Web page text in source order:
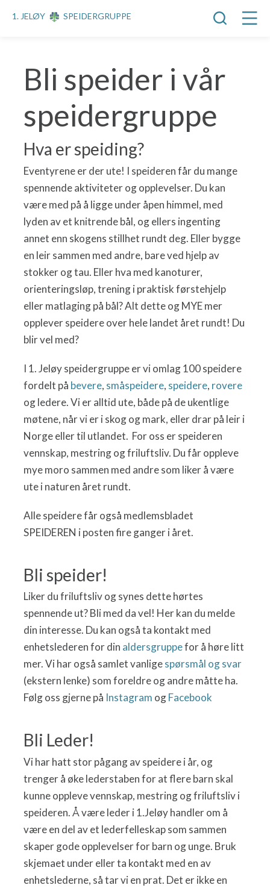
1. JELØY SPEIDERGRUPPE
Bli speider i vår
speidergruppe
Hva er speiding?
Eventyrene er der ute! I speideren får du mange
spennende aktiviteter og opplevelser. Du kan
være med på å ligge under åpen himmel, med
lyden av et knitrende bål, og ellers ingenting
annet enn skogens stillhet rundt deg. Eller bygge
en leir sammen med andre, bare ved hjelp av
stokker og tau. Eller hva med kanoturer,
orienteringsløp, trening i praktisk førstehjelp
eller matlaging på bål? Alt dette og MYE mer
opplever speidere over hele landet året rundt! Du
blir vel med?
I 1. Jeløy speidergruppe er vi omlag 100 speidere
fordelt på bevere, småspeidere, speidere, rovere
og ledere. Vi er alltid ute, både på de ukentlige
møtene, når vi er i skog og mark, eller drar på leir i
Norge eller til utlandet. For oss er speideren
vennskap, mestring og friluftsliv. Du får oppleve
mye moro sammen med andre som liker å være
ute i naturen året rundt.
Alle speidere får også medlemsbladet
SPEIDEREN i posten fire ganger i året.
Bli speider!
Liker du friluftsliv og synes dette hørtes
spennende ut? Bli med da vel! Her kan du melde
din interesse. Du kan også ta kontakt med
enhetslederen for din aldersgruppefor å høre litt
mer. Vi har også samlet vanligespørsmål og svar
(ekstern lenke) som foreldre og andre måtte ha.
Følg oss gjerne på Instagram ogFacebook
Bli Leder!
Vi har hatt stor pågang av speidere i år, og
trenger å øke lederstaben for at flere barn skal
kunne oppleve vennskap, mestring og friluftsliv i
speideren. Å være leder i 1.Jeløy handler om å
være en del av et lederfelleskap som sammen
skaper gode opplevelser for barn og unge. Bruk
skjemaet under eller ta kontakt med en av
enhetslederne, så tar vi en prat. Det er ikke en